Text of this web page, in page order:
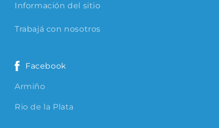
Información del sitio
Trabajá con nosotros
Facebook
Armiño
Rio de la Plata